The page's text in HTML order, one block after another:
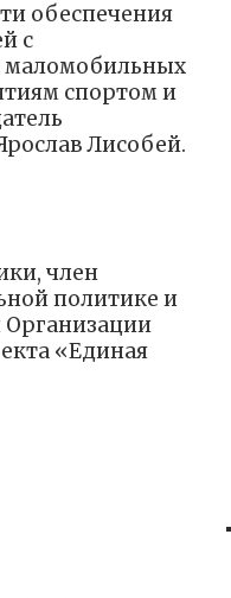
обеспечения
с
маломобильных
спортом и
Лисобей.
член
политике и
Организации
«Единая